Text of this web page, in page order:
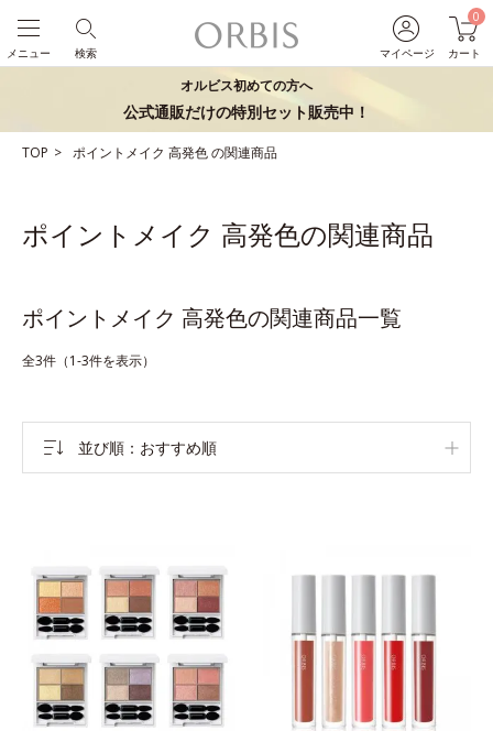
マイページ
0
カート
検索
メニュー
オルビス初めての方へ
公式通販だけの特別セット販売中！
TOP ポイントメイク 高発色の関連商品
ポイントメイク 高発色の関連商品
ポイントメイク 高発色の関連商品一覧
全3件（1-3件を表示）
並び順 おすすめ順